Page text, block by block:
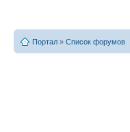
Портал » Список форумов